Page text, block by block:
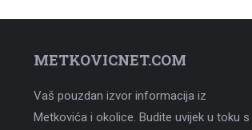
METKOVICNET.COM
Vaš pouzdan izvor informacija iz
Metkovića i okolice. Budite uvijek u toku s